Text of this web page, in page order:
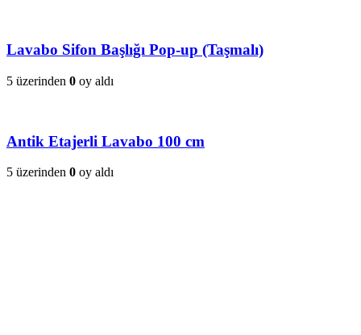
Lavabo Sifon Başlığı Pop-up (Taşmalı)
5 üzerinden 0 oy aldı
Antik Etajerli Lavabo 100 cm
5 üzerinden 0 oy aldı